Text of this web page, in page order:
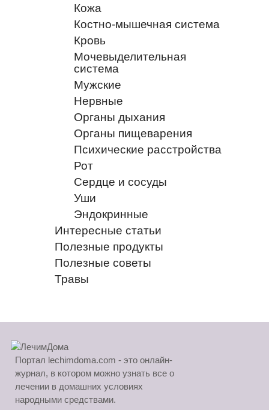
Кожа
Костно-мышечная система
Кровь
Мочевыделительная
система
Мужские
Нервные
Органы дыхания
Органы пищеварения
Психические расстройства
Рот
Сердце и сосуды
Уши
Эндокринные
Интересные статьи
Полезные продукты
Полезные советы
Травы
Портал lechimdoma.com - это онлайн-
журнал, в котором можно узнать все о
лечении в домашних условиях
народными средствами.